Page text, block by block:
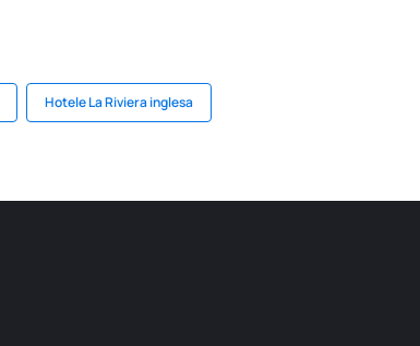
Hotele La Riviera inglesa